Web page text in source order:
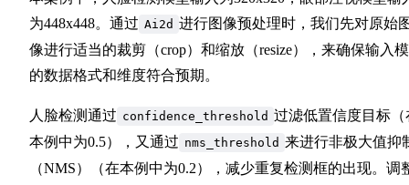
203
204
205
206
为448x448。通过 Ai2d 进行图像预处理时，我们先对原始
像进行适当的裁剪（crop）和缩放（resize），来确保输入
的数据格式和维度符合预期。
人脸检测通过 confidence_threshold 过滤低置信度目标（
本例中为0.5），又通过 nms_threshold 来进行非极大值抑
（NMS）（在本例中为0.2），减少重复检测框的出现。调